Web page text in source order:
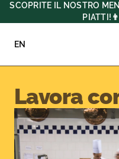
al
SCOPRITE IL NOSTRO
EN
Lavora